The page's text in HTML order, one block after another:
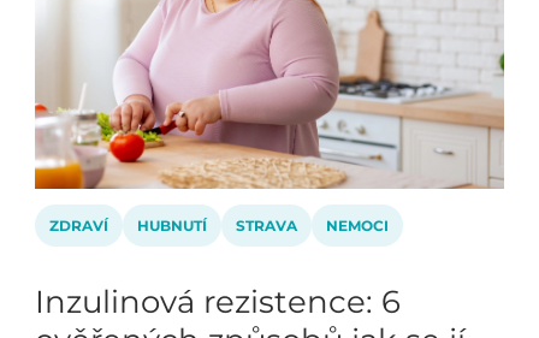
ZDRAVÍ HUBNUTÍ STRAVA NEMOCI
Inzulinová rezistence: 6